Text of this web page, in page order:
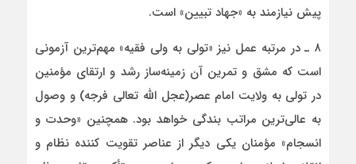
پیش نیازمند به «جهاد تبیین» است.
۸ ـ در مرتبه عمل نیز «تولی به ولی فقیه» مهم‌ترین آزمونی
است که مشق و تمرین آن زمینه‌ساز رشد و ارتقای مؤمنین
در تولی به ولایت امام عصر(عجل ­الله ­تعالی ­فرجه) و وصول
به عالی‌ترین مراتب بندگی خواهد بود. همچنین «وحدت و
انسجام» مؤمنان یکی دیگر از عناصر تقویت کننده نظام و